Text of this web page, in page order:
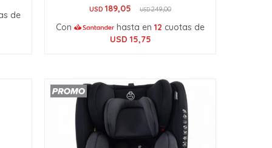
de
USD 189,05 USD249,00
Con hasta en12 cuotas de
USD 15,75